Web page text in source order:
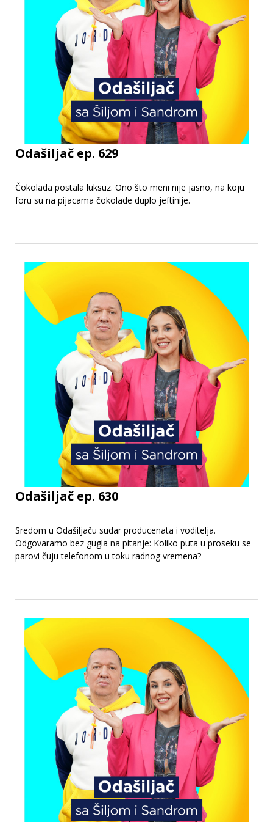
Odašiljač ep. 629
Čokolada postala luksuz. Ono što meni nije jasno, na koju
foru su na pijacama čokolade duplo jeftinije.
Odašiljač ep. 630
Sredom u Odašiljaču sudar producenata i voditelja.
Odgovaramo bez gugla na pitanje: Koliko puta u proseku se
parovi čuju telefonom u toku radnog vremena?